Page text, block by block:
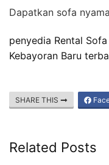
Dapatkan sofa
penyedia Rental
Kebayoran Baru
SHARE THIS
Related Posts